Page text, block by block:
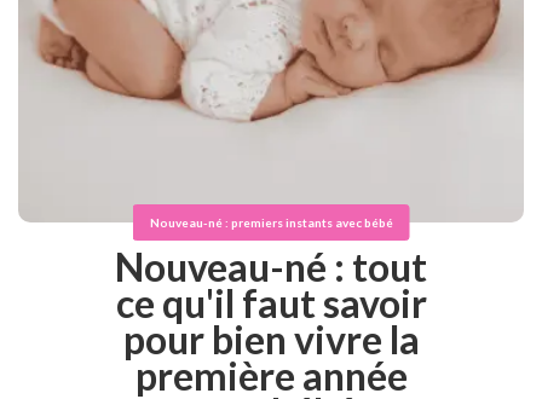
Nouveau-né : premiers instants avec bébé
Nouveau-né : tout
ce qu'il faut savoir
pour bien vivre la
première année